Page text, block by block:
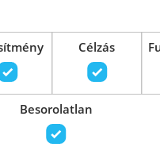
Célzás
Besorolatlan